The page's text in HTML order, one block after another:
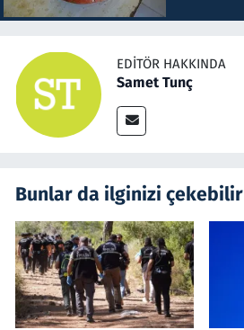
EDITÖR HAKKINDA
Samet Tunç
Bunlar da ilginizi çekebilir